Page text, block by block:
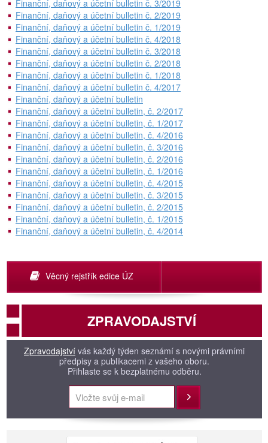
Finanční, daňový a účetní bulletin č. 3/2019
Finanční, daňový a účetní bulletin č. 2/2019
Finanční, daňový a účetní bulletin č. 1/2019
Finanční, daňový a účetní bulletin č. 4/2018
Finanční, daňový a účetní bulletin č. 3/2018
Finanční, daňový a účetní bulletin č. 2/2018
Finanční, daňový a účetní bulletin č. 1/2018
Finanční, daňový a účetní bulletin č. 4/2017
Finanční, daňový a účetní bulletin
Finanční, daňový a účetní bulletin, č. 2/2017
Finanční, daňový a účetní bulletin, č. 1/2017
Finanční, daňový a účetní bulletin, č. 4/2016
Finanční, daňový a účetní bulletin, č. 3/2016
Finanční, daňový a účetní bulletin, č. 2/2016
Finanční, daňový a účetní bulletin, č. 1/2016
Finanční, daňový a účetní bulletin, č. 4/2015
Finanční, daňový a účetní bulletin, č. 3/2015
Finanční, daňový a účetní bulletin, č. 2/2015
Finanční, daňový a účetní bulletin, č. 1/2015
Finanční, daňový a účetní bulletin, č. 4/2014
Věcný rejstřík edice ÚZ
ZPRAVODAJSTVÍ
Zpravodajství vás každý týden seznámí s novými právními
předpisy a publikacemi z vašeho oboru.
Přihlaste se k bezplatnému odběru.
Přihlásit